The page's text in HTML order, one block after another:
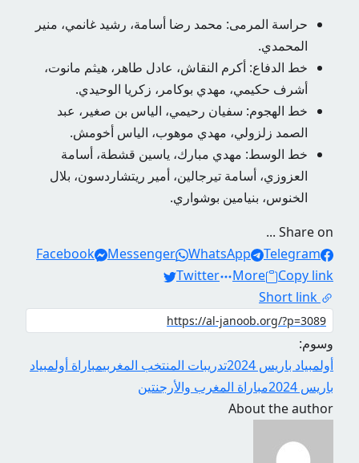
حراسة المرمى: محمد رضا أسامة، رشيد غانمي، منير
المحمدي.
خط الدفاع: أكرم النقاش، عادل طاهر، هيثم مانوت،
أشرف حكيمي، مهدي بوكامر، زكريا الوحيدي.
خط الهجوم: سفيان رحيمي، الياس بن صغير، عبد
الصمد زلزولي، مهدي موهوب، الياس أخومش.
خط الوسط: مهدي مبارك، ياسين قشطة، أسامة
العزوزي، أسامة تيرجالين، أمير ريتشاردسون، بلال
الخنوس، بنيامين بوشواري.
Share on ...
Facebook
Messenger WhatsApp
Telegram
Twitter
More
Copy link
Short link
وسوم:
أولمبياد باريس 2024
تدريبات المنتخب المغربيمباراة أولمبياد
باريس 2024
مباراة المغرب والأرجنتين
About the author